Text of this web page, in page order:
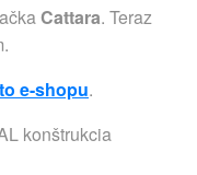
Cattara. Teraz
e-shopu.
konštrukcia